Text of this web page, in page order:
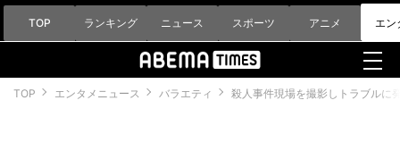
TOP ランキング ニュース スポーツ アニメ エン
TOP エンタメニュース バラエティ 殺人事件現場を撮影しトラブルに